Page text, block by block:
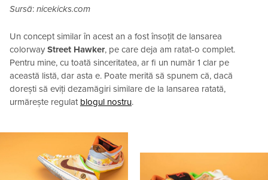
Sursă: nicekicks.com
Un concept similar în acest an a fost însoțit de lansarea
colorway Street Hawker, pe care deja am ratat-o ​​complet.
Pentru mine, cu toată sinceritatea, ar fi un număr 1 clar pe
această listă, dar asta e. Poate merită să spunem că, dacă
dorești să eviți dezamăgiri similare de la lansarea ratată,
urmărește regulat blogul nostru.